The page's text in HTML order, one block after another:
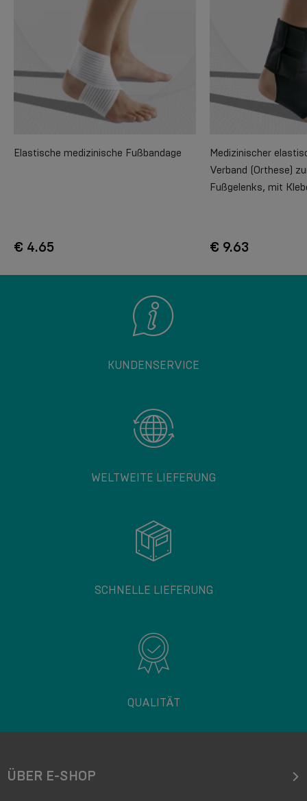
Elastische medizinische Fußbandage
€ 4.65
Medizinischer
Verband (Orthese)
Fußgelenks, mit
€ 9.63
KUNDENSERVICE
WELTWEITE LIEFERUNG
SCHNELLE LIEFERUNG
QUALITÄT
ÜBER E-SHOP